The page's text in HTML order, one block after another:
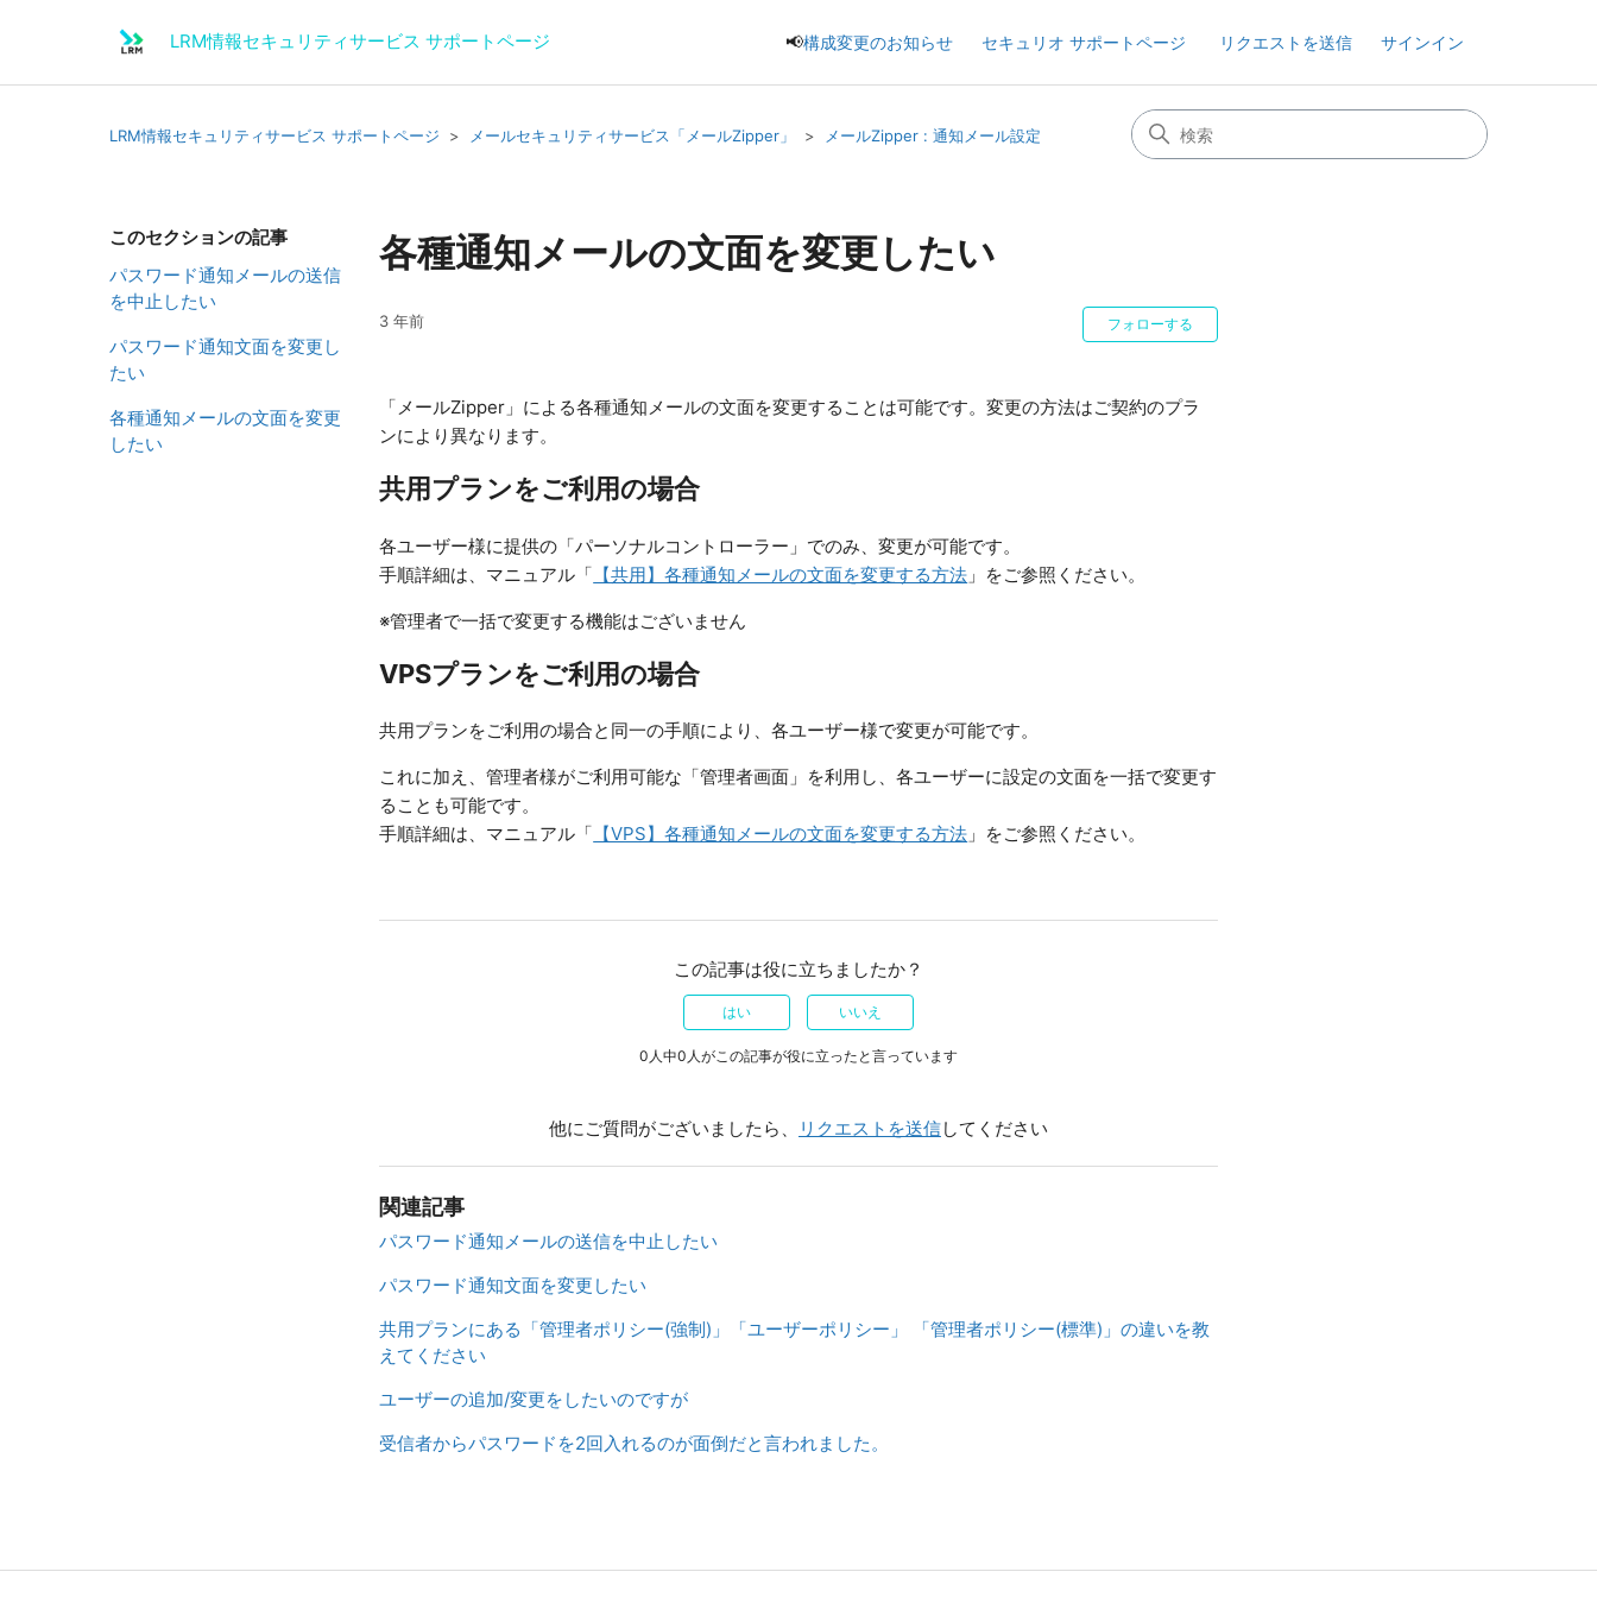
LRM情報セキュリティサービス サポートページ 📢構成変更のお知らせ セキュリオ サポートページ リクエストを送信 サインイン
LRM情報セキュリティサービス サポートページ メールセキュリティサービス「メールZipper」 メールZipper : 通知メール設定
このセクションの記事
パスワード通知メールの送信
を中止したい
パスワード通知文面を変更し
たい
各種通知メールの文面を変更
したい
各種通知メールの文面を変更したい
3 年前 フォローする
「メールZipper」による各種通知メールの文面を変更することは可能です。変更の方法はご契約のプラ
ンにより異なります。
共用プランをご利用の場合
各ユーザー様に提供の「パーソナルコントローラー」でのみ、変更が可能です。
手順詳細は、マニュアル「 【共用】各種通知メールの文面を変更する方法 」をご参照ください。
※管理者で一括で変更する機能はございません
VPSプランをご利用の場合
共用プランをご利用の場合と同一の手順により、各ユーザー様で変更が可能です。
これに加え、管理者様がご利用可能な「管理者画面」を利用し、各ユーザーに設定の文面を一括で変更す
ることも可能です。
手順詳細は、マニュアル「 【VPS】各種通知メールの文面を変更する方法 」をご参照ください。
この記事は役に立ちましたか？
はい いいえ
0人中0人がこの記事が役に立ったと言っています
他にご質問がございましたら、 リクエストを送信してください
関連記事
パスワード通知メールの送信を中止したい
パスワード通知文面を変更したい
共用プランにある「管理者ポリシー(強制)」「ユーザーポリシー」 「管理者ポリシー(標準)」の違いを教
えてください
ユーザーの追加/変更をしたいのですが
受信者からパスワードを2回入れるのが面倒だと言われました。